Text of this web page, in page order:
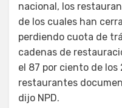
nacional, los
de los cuales han
perdiendo cuota de
cadenas de
el 87 por ciento de los
restaurantes
dijo NPD.